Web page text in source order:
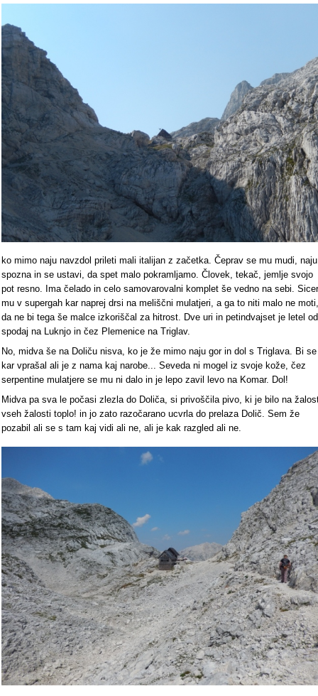
ko mimo naju navzdol prileti mali italijan z začetka. Čeprav se mu mudi, naju
spozna in se ustavi, da spet malo pokramljamo. Človek, tekač, jemlje svojo
pot resno. Ima čelado in celo samovarovalni komplet še vedno na sebi. Sicer
mu v supergah kar naprej drsi na meliščni mulatjeri, a ga to niti malo ne moti,
da ne bi tega še malce izkoriščal za hitrost. Dve uri in petindvajset je letel od
spodaj na Luknjo in čez Plemenice na Triglav.
No, midva še na Doliču nisva, ko je že mimo naju gor in dol s Triglava. Bi se
kar vprašal ali je z nama kaj narobe... Seveda ni mogel iz svoje kože, čez
serpentine mulatjere se mu ni dalo in je lepo zavil levo na Komar. Dol!
Midva pa sva le počasi zlezla do Doliča, si privoščila pivo, ki je bilo na
vseh žalosti toplo! in jo zato razočarano ucvrla do prelaza Dolič. Sem že
pozabil ali se s tam kaj vidi ali ne, ali je kak razgled ali ne.